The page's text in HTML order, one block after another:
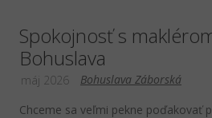
Spokojnosť s
Bohuslava
Bohuslava Záborská
máj 2026
Chceme sa veľmi pekne poďakovať